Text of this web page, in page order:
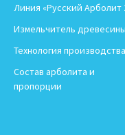
Линия «Русский Арболит
Измельчитель древесины
Технология производства
Состав арболита и
пропорции